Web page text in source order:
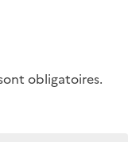
obligatoires.